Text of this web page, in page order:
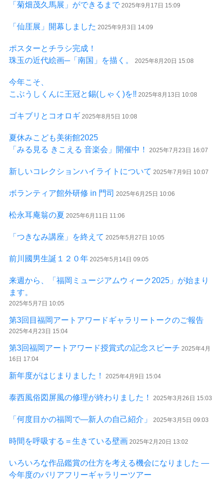
「菊畑茂久馬展」ができるまで2025年9月17日 15:09
「仙厓展」開幕しました 2025年9月3日 14:09
ポスターとチラシ完成！
珠玉の近代絵画─「南国」を描く。
2025年8月20日 15:08
今年こそ、
こぶうしくんに王冠と錫(しゃく)を‼ 2025年8月13日 10:08
ゴキブリとコオロギ 2025年8月5日 10:08
夏休みこども美術館2025
「みる見る きこえる 音楽会」開催中！
2025年7月23日 16:07
新しいコレクションハイライトについて 2025年7月9日 10:07
ボランティア館外研修 in 門司 2025年6月25日 10:06
松永耳庵翁の夏 2025年6月11日 11:06
「つきなみ講座」を終えて 2025年5月27日 10:05
前川國男生誕１２０年 2025年5月14日 09:05
来週から、「福岡ミュージアムウィーク2025」が始まり
ます。
2025年5月7日 10:05
第3回目福岡アートアワードギャラリートークのご報告
2025年4月23日 15:04
第3回福岡アートアワード授賞式の記念スピーチ 2025年4月
16日 17:04
新年度がはじまりました！ 2025年4月9日 15:04
泰西風俗図屏風の修理が終わりました！ 2025年3月26日 15:03
「何度目かの福岡で―新人の自己紹介」 2025年3月5日 09:03
時間を呼吸する＝生きている壁画 2025年2月20日 13:02
いろいろな作品鑑賞の仕方を考える機会になりました ―
今年度のバリアフリーギャラリーツアー